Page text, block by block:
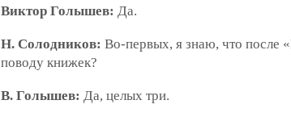
Виктор Голышев: Да.
Н. Солодников: Во-первых, я знаю, что после
поводу книжек?
В. Голышев: Да, целых три.